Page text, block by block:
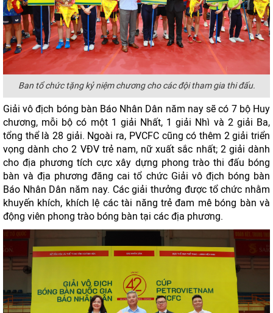
Ban tổ chức tặng kỷ niệm chương cho các đội tham gia thi đấu.
Giải vô địch bóng bàn Báo Nhân Dân năm nay sẽ có 7 bộ Huy
chương, mỗi bộ có một 1 giải Nhất, 1 giải Nhì và 2 giải Ba,
tổng thể là 28 giải. Ngoài ra, PVCFC cũng có thêm 2 giải triển
vọng dành cho 2 VĐV trẻ nam, nữ xuất sắc nhất; 2 giải dành
cho địa phương tích cực xây dựng phong trào thi đấu bóng
bàn và địa phương đăng cai tổ chức Giải vô địch bóng bàn
Báo Nhân Dân năm nay. Các giải thưởng được tổ chức nhằm
khuyến khích, khích lệ các tài năng trẻ đam mê bóng bàn và
động viên phong trào bóng bàn tại các địa phương.